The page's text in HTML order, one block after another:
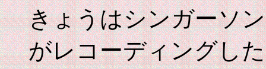
きょうはシンガーソ
がレコーディングし